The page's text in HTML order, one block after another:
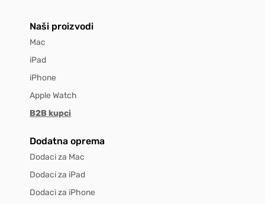
Naši proizvodi
Mac
iPad
iPhone
Apple Watch
B2B kupci
Dodatna oprema
Dodaci za Mac
Dodaci za iPad
Dodaci za iPhone